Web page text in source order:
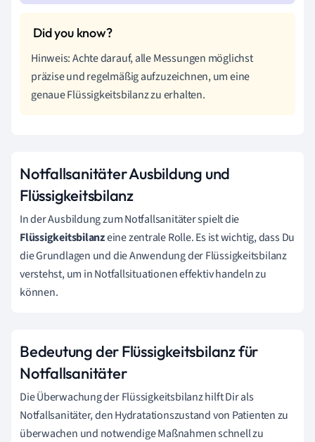
Hinweis: Achte darauf, alle Messungen möglichst
präzise und regelmäßig aufzuzeichnen, um eine
genaue Flüssigkeitsbilanz zu erhalten.
Notfallsanitäter Ausbildung und
Flüssigkeitsbilanz
In der Ausbildung zum Notfallsanitäter spielt die
Flüssigkeitsbilanzeine zentrale Rolle. Es ist wichtig, dass Du
die Grundlagen und die Anwendung der Flüssigkeitsbilanz
verstehst, um in Notfallsituationen effektiv handeln zu
können.
Bedeutung der Flüssigkeitsbilanz für
Notfallsanitäter
Die Überwachung der Flüssigkeitsbilanz hilft Dir als
Notfallsanitäter, den Hydratationszustand von Patienten zu
überwachen und notwendige Maßnahmen schnell zu